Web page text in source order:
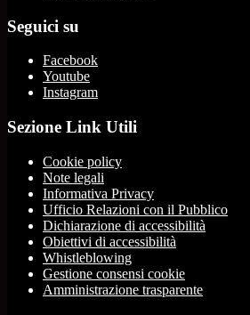
Seguici su
Facebook
Youtube
Instagram
Sezione Link Utili
Cookie policy
Note legali
Informativa Privacy
Ufficio Relazioni con il Pubblico
Dichiarazione di accessibilità
Obiettivi di accessibilità
Whistleblowing
Gestione consensi cookie
Amministrazione trasparente